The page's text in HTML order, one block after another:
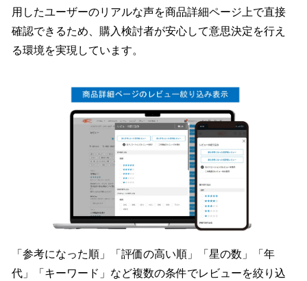
用したユーザーのリアルな声を商品詳細ページ上で直接
確認できるため、購入検討者が安心して意思決定を行え
る環境を実現しています。
「参考になった順」「評価の高い順」「星の数」「年
代」「キーワード」など複数の条件でレビューを絞り込